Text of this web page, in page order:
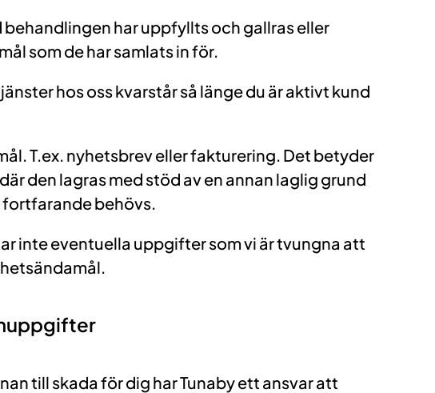
har uppfyllts och gallras eller
som de har samlats in för.
hos oss kvarstår så länge du är aktivt kund
T.ex. nyhetsbrev eller fakturering. Det betyder
den lagras med stöd av en annan laglig grund
behövs.
inte eventuella uppgifter som vi är tvungna att
till skada för dig har Tunaby ett ansvar att